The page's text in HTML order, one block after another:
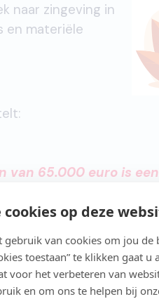
cookies op deze
gebruik van cookies om jou
toestaan” te klikken gaat
voor het verbeteren van
en om ons te helpen bij
naar zingeving in
en materiële
van 65.000 euro is
dat zorgt niet meer
gehaald worden.